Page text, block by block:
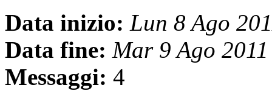
Data inizio: Lun 8 Ago
Data fine: Mar 9 Ago
Messaggi: 4